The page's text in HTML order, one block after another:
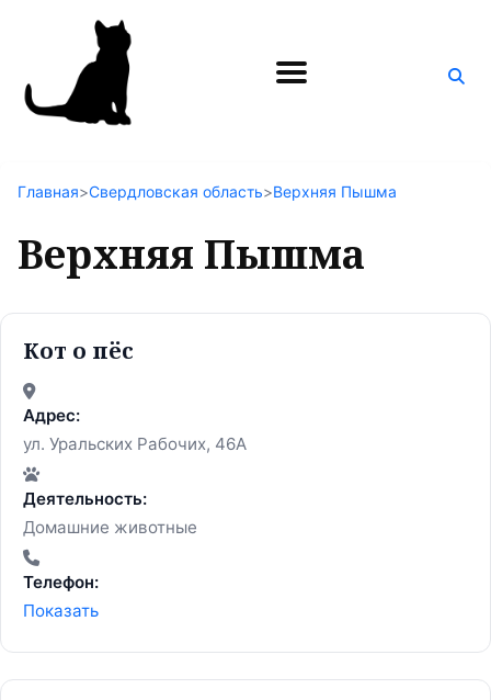
Поиск
Главная>Свердловская область>Верхняя Пышма
Верхняя Пышма
Кот о пёс
Адрес:
ул. Уральских Рабочих, 46А
Деятельность:
Домашние животные
Телефон:
Показать